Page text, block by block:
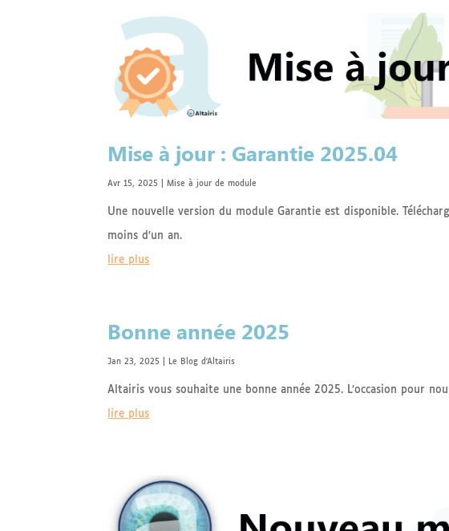
Mise à jour : Garantie 2025.04
Avr 15, 2025 |Mise à jour de module
Une nouvelle version du module Garantie est disponible.
moins d’un an.
lire plus
Bonne année 2025
Jan 23, 2025 Le Blog d'Altairis
Altairis vous souhaite une bonne année 2025. L’occasion pour
lire plus